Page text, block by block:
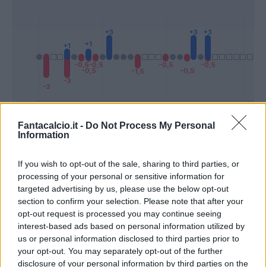
Fantacalcio.it - Do Not Process My Personal
Information
If you wish to opt-out of the sale, sharing to third parties, or
processing of your personal or sensitive information for
targeted advertising by us, please use the below opt-out
section to confirm your selection. Please note that after your
opt-out request is processed you may continue seeing
interest-based ads based on personal information utilized by
us or personal information disclosed to third parties prior to
your opt-out. You may separately opt-out of the further
disclosure of your personal information by third parties on the
Quotazioni